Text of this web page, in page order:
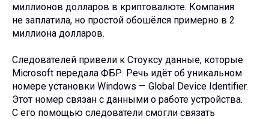
миллионов долларов в криптовалюте. Компания
не заплатила, но простой обошёлся примерно в 2
миллиона долларов.
Следователей привели к Стоуксу данные, которые
Microsoft передала ФБР. Речь идёт об уникальном
номере установки Windows — Global Device Identifier.
Этот номер связан с данными о работе устройства.
С его помощью следователи смогли связать